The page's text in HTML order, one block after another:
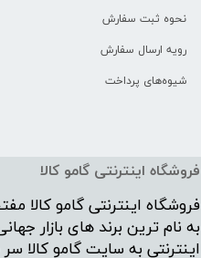
فروشگاه اینترنتی گامو کالا
فروشگاه اینترنتی گامو کالا
به نام ترین برند های بازار
اینترنتی به سایت گامو کالا
نحوه ثبت سفارش
رویه ارسال سفارش
شیوه‌های پرداخت